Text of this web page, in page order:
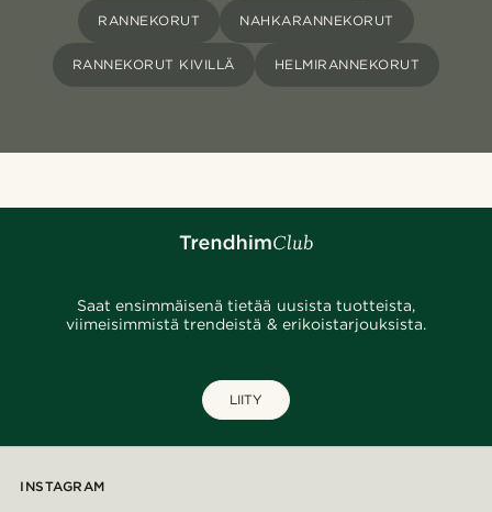
RANNEKORUT NAHKARANNEKORUT
RANNEKORUT KIVILLÄ HELMIRANNEKORUT
Saat ensimmäisenä tietää uusista tuotteista,
viimeisimmistä trendeistä & erikoistarjouksista.
LIITY
INSTAGRAM